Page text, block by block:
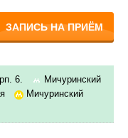
ЗАПИСЬ НА ПРИЁМ
6.
Мичуринский
Мичуринский